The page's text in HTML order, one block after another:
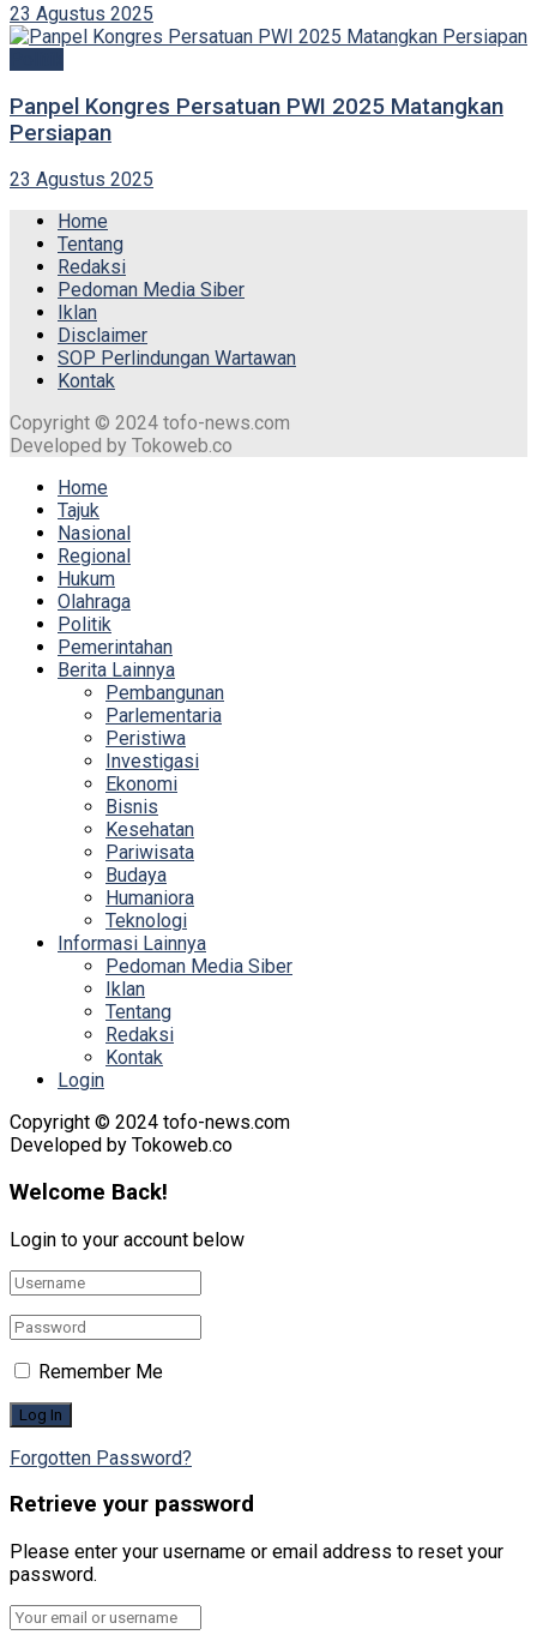
23 Agustus 2025
Panpel Kongres Persatuan PWI 2025 Matangkan
Persiapan
23 Agustus 2025
Home
Tentang
Redaksi
Pedoman Media Siber
Iklan
Disclaimer
SOP Perlindungan Wartawan
Kontak
Copyright © 2024 tofo-news.com
Developed by Tokoweb.co
Home
Tajuk
Nasional
Regional
Hukum
Olahraga
Politik
Pemerintahan
Berita Lainnya
Pembangunan
Parlementaria
Peristiwa
Investigasi
Ekonomi
Bisnis
Kesehatan
Pariwisata
Budaya
Humaniora
Teknologi
Informasi Lainnya
Pedoman Media Siber
Iklan
Tentang
Redaksi
Kontak
Login
Copyright © 2024 tofo-news.com
Developed by Tokoweb.co
Welcome Back!
Login to your account below
Remember Me
Forgotten Password?
Retrieve your password
Please enter your username or email address to reset your
password.